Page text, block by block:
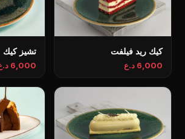
كيك ريد فيلفت
6,000 د.ع
تشيز كيك
6,000 د.ع